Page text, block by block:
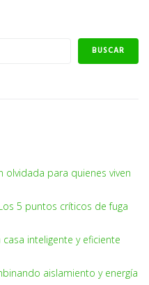
BUSCAR
olvidada para quienes viven
5 puntos críticos de fuga
inteligente y eficiente
aislamiento y energía